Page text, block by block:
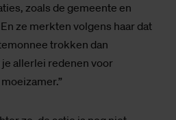
zoals de gemeente en
ze merkten volgens haar dat
trokken dan
allerlei redenen voor